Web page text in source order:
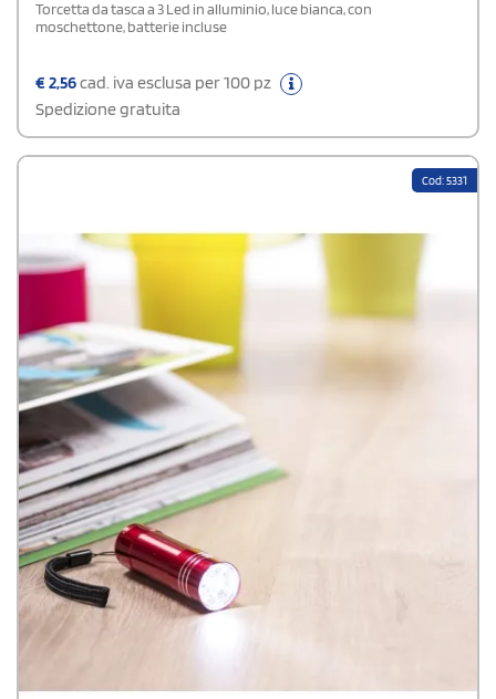
Torcetta da tasca a 3 Led in alluminio, luce bianca, con
moschettone, batterie incluse
€2,56cad. iva esclusa per 100 pz
Spedizione gratuita
Cod: 5331